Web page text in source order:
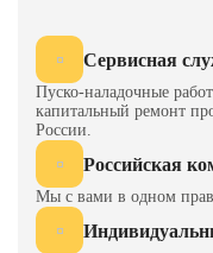
над полом, мм
Электрическая
система
управления
Направление
движения
рабочей плиты
Сервисная
Пуско-наладочные
капитальный ремонт
России.
Российская
Мы с вами в одном